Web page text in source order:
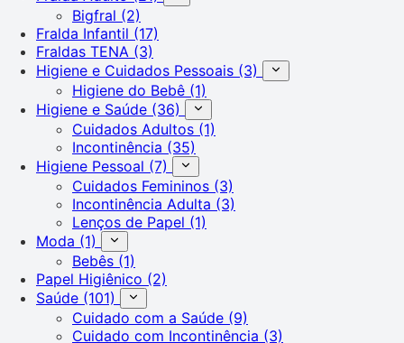
Bigfral (2)
Fralda Infantil (17)
Fraldas TENA (3)
Higiene e Cuidados Pessoais (3)
Higiene do Bebê (1)
Higiene e Saúde (36)
Cuidados Adultos (1)
Incontinência (35)
Higiene Pessoal (7)
Cuidados Femininos (3)
Incontinência Adulta (3)
Lenços de Papel (1)
Moda (1)
Bebês (1)
Papel Higiênico (2)
Saúde (101)
Cuidado com a Saúde (9)
Cuidado com Incontinência (3)